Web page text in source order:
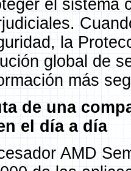
el sistema
la
global de
más
de una
el día a día
AMD